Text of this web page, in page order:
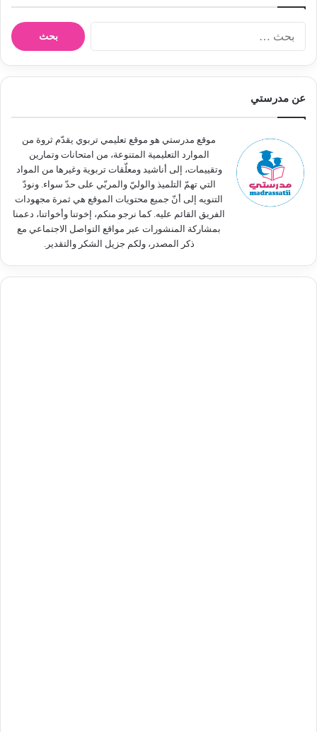
ن
عن مدرستي
موقع مدرستي هو موقع تعليمي تربوي يقدّم ثروة من
الموارد التعليمية المتنوعة، من امتحانات وتمارين
وتقييمات، إلى أناشيد ومعلّقات تربوية وغيرها من المواد
التي تهمّ التلميذ والوليّ والمربّي على حدّ سواء. ونودّ
التنويه إلى أنّ جميع محتويات الموقع هي ثمرة مجهودات
الفريق القائم عليه. كما نرجو منكم، إخوتنا وأخواتنا، دعمنا
بمشاركة المنشورات عبر مواقع التواصل الاجتماعي مع
ذكر المصدر، ولكم جزيل الشكر والتقدير.